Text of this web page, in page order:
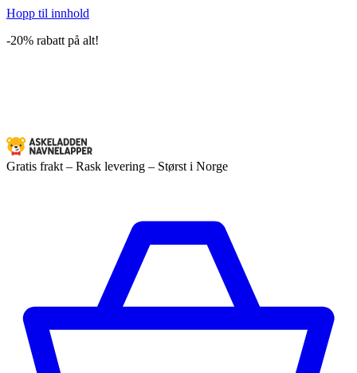
Hopp til innhold
-20% rabatt på alt!
Gratis frakt – Rask levering – Størst i Norge